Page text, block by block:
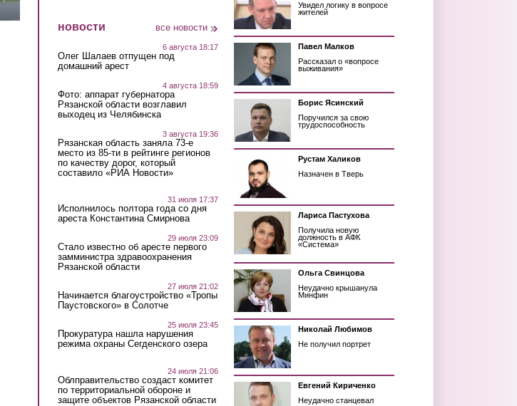
новости все новости
6 августа 18:17
Олег Шалаев отпущен под
домашний арест
4 августа 18:59
Фото: аппарат губернатора
Рязанской области возглавил
выходец из Челябинска
3 августа 19:36
Рязанская область заняла 73-е
место из 85-ти в рейтинге регионов
по качеству дорог, который
составило «РИА Новости»
31 июля 17:37
Исполнилось полтора года со дня
ареста Константина Смирнова
29 июля 23:09
Стало известно об аресте первого
замминистра здравоохранения
Рязанской области
27 июля 21:02
Начинается благоустройство «Тропы
Паустовского» в Солотче
25 июля 23:45
Прокуратура нашла нарушения
режима охраны Сегденского озера
24 июля 21:06
Облправительство создаст комитет
по территориальной обороне и
защите объектов Рязанской области
Увидел логику в вопросе
жителей
Павел Малков
Рассказал о «вопросе
выживания»
Борис Ясинский
Поручился за свою
трудоспособность
Рустам Халиков
Назначен в Тверь
Лариса Пастухова
Получила новую
должность в АФК
«Система»
Ольга Свинцова
Неудачно крышанула
Минфин
Николай Любимов
Не получил портрет
Евгений Кириченко
Неудачно станцевал